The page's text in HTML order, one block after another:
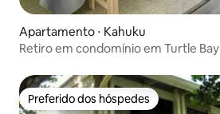
Apartamento ⋅ Kahuku
Retiro em condomínio em Turtle Bay
Preferido dos hóspedes
Preferido dos hóspedes